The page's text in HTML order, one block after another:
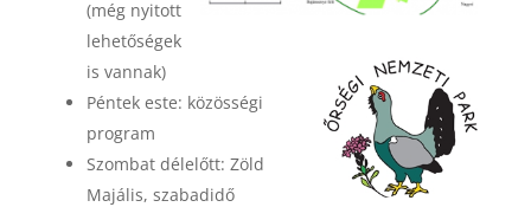
(még nyitott
lehetőségek
is vannak)
Péntek este: közösségi
program
Szombat délelőtt: Zöld
Majális, szabadidő